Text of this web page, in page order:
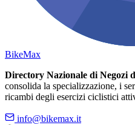
BikeMax
Directory Nazionale di Negozi
consolida la specializzazione, i
ricambi degli esercizi ciclistici
info@bikemax.it